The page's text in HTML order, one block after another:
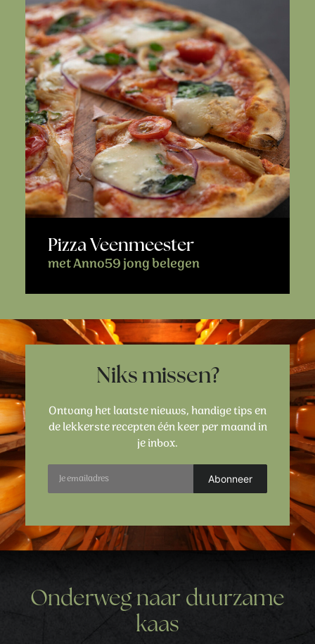
Pizza Veenmeester
met Anno59 jong belegen
Niks missen?
Ontvang het laatste nieuws, handige tips en
de lekkerste recepten één keer per maand in
je inbox.
Onderweg naar duurzame
kaas